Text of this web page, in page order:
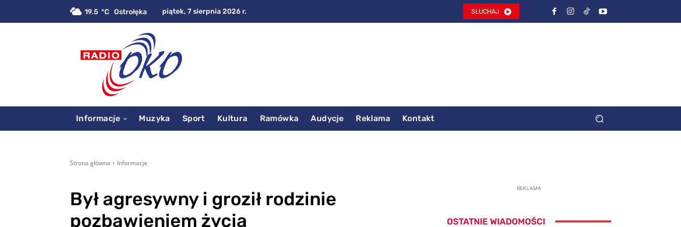
19.5 C Ostrołęka piątek, 7 sierpnia 2026 r. SŁUCHAJ
Informacje Muzyka Sport Kultura Ramówka Audycje Reklama Kontakt
Strona główna Informacje
Był agresywny i groził rodzinie
pozbawieniem życia
REKLAMA
OSTATNIE WIADOMOŚCI